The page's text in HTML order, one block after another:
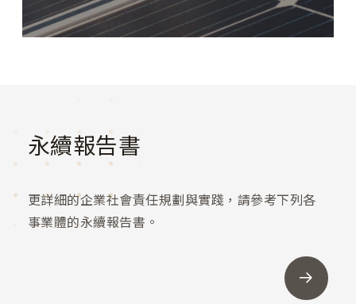
永續報告書
更詳細的企業社會責任規劃與實踐，請參考下列各
事業體的永續報告書。